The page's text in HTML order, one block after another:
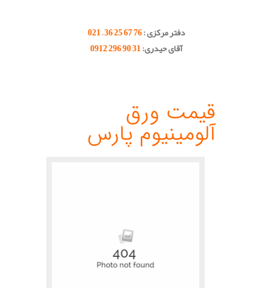
دفتر مرکزی :76 67 25 36 – 021
آقای حیدری:31 90 296 0912
قیمت ورق
آلومینیوم پارس